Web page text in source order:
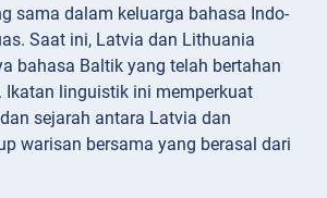
sama dalam keluarga bahasa Indo-
Saat ini, Latvia dan Lithuania
bahasa Baltik yang telah bertahan
linguistik ini memperkuat
sejarah antara Latvia dan
warisan bersama yang berasal dari